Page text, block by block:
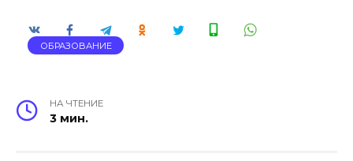
ОБРАЗОВАНИЕ
НА ЧТЕНИЕ
3 мин.